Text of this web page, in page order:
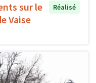
sur le
Vaise
Réalisé